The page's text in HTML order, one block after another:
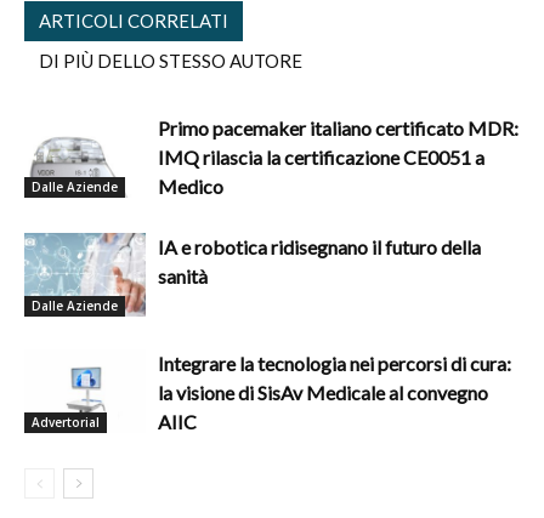
ARTICOLI CORRELATI
DI PIÙ DELLO STESSO AUTORE
Dalle Aziende
Primo pacemaker italiano certificato MDR:
IMQ rilascia la certificazione CE0051 a
Medico
Dalle Aziende
IA e robotica ridisegnano il futuro della
sanità
Advertorial
Integrare la tecnologia nei percorsi di cura:
la visione di SisAv Medicale al convegno
AIIC